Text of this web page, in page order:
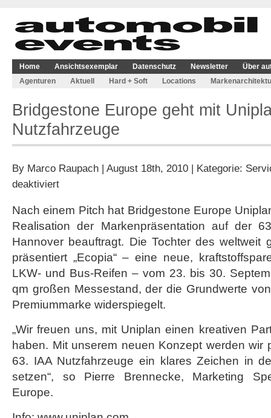
Home Ansichtsexemplar Datenschutz Newsletter
Über
Agenturen
Aktuell Hard + Soft Locations
Bridgestone Europe geht mit
Nutzfahrzeuge
By Marco Raupach | August 18th, 2010 | Kategorie:
deaktiviertfür
geht
mit
zur
IAA
Nutzfahrzeuge
Nach einem Pitch hat Bridgestone Europe
Realisation der Markenpräsentation auf der
Hannover beauftragt. Die Tochter des weltweit
präsentiert „Ecopia“ – eine neue,
LKW- und Bus-Reifen – vom 23. bis 30.
qm großen Messestand, der die Grundwerte
Premiummarke widerspiegelt.
„Wir freuen uns, mit Uniplan einen kreativen
haben. Mit unserem neuen Konzept werden wir
63. IAA Nutzfahrzeuge ein klares Zeichen in
setzen“, so Pierre Brennecke, Marketing
Europe.